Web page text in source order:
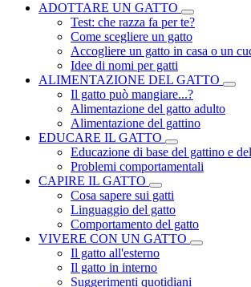
ADOTTARE UN GATTO
Test: che razza fa per te?
Come scegliere un gatto
Accogliere un gatto in casa o un
Idee di nomi per gatti
ALIMENTAZIONE DEL GATTO
Il gatto può mangiare...?
Alimentazione del gatto adulto
Alimentazione del gattino
EDUCARE IL GATTO
Educazione di base del gattino e
Problemi comportamentali
CAPIRE IL GATTO
Cosa sapere sui gatti
Linguaggio del gatto
Comportamento del gatto
VIVERE CON UN GATTO
Il gatto all'esterno
Il gatto in interno
Suggerimenti quotidiani